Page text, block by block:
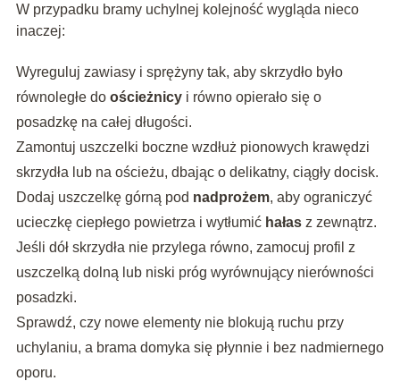
W przypadku bramy uchylnej kolejność wygląda nieco
inaczej:
Wyreguluj zawiasy i sprężyny tak, aby skrzydło było
równoległe do ościeżnicyi równo opierało się o
posadzkę na całej długości.
Zamontuj uszczelki boczne wzdłuż pionowych krawędzi
skrzydła lub na ościeżu, dbając o delikatny, ciągły docisk.
Dodaj uszczelkę górną pod nadprożem, aby ograniczyć
ucieczkę ciepłego powietrza i wytłumić hałasz zewnątrz.
Jeśli dół skrzydła nie przylega równo, zamocuj profil z
uszczelką dolną lub niski próg wyrównujący nierówności
posadzki.
Sprawdź, czy nowe elementy nie blokują ruchu przy
uchylaniu, a brama domyka się płynnie i bez nadmiernego
oporu.